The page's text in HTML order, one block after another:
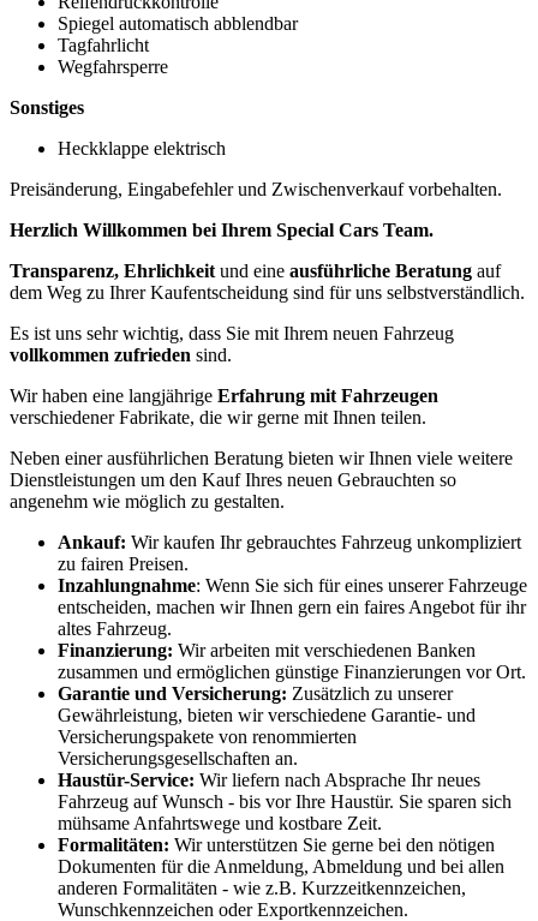
Spiegel automatisch abblendbar
Tagfahrlicht
Wegfahrsperre
Sonstiges
Heckklappe elektrisch
Preisänderung, Eingabefehler und Zwischenverkauf vorbehalten.
Herzlich Willkommen bei Ihrem Special Cars Team.
Transparenz, Ehrlichkeit und eine ausführliche Beratung auf
dem Weg zu Ihrer Kaufentscheidung sind für uns selbstverständlich.
Es ist uns sehr wichtig, dass Sie mit Ihrem neuen Fahrzeug
vollkommen zufrieden sind.
Wir haben eine langjährige Erfahrung mit Fahrzeugen
verschiedener Fabrikate, die wir gerne mit Ihnen teilen.
Neben einer ausführlichen Beratung bieten wir Ihnen viele weitere
Dienstleistungen um den Kauf Ihres neuen Gebrauchten so
angenehm wie möglich zu gestalten.
Ankauf: Wir kaufen Ihr gebrauchtes Fahrzeug unkompliziert
zu fairen Preisen.
Inzahlungnahme: Wenn Sie sich für eines unserer Fahrzeuge
entscheiden, machen wir Ihnen gern ein faires Angebot für ihr
altes Fahrzeug.
Finanzierung: Wir arbeiten mit verschiedenen Banken
zusammen und ermöglichen günstige Finanzierungen vor Ort.
Garantie und Versicherung: Zusätzlich zu unserer
Gewährleistung, bieten wir verschiedene Garantie- und
Versicherungspakete von renommierten
Versicherungsgesellschaften an.
Haustür-Service: Wir liefern nach Absprache Ihr neues
Fahrzeug auf Wunsch - bis vor Ihre Haustür. Sie sparen sich
mühsame Anfahrtswege und kostbare Zeit.
Formalitäten: Wir unterstützen Sie gerne bei den nötigen
Dokumenten für die Anmeldung, Abmeldung und bei allen
anderen Formalitäten - wie z.B. Kurzzeitkennzeichen,
Wunschkennzeichen oder Exportkennzeichen.